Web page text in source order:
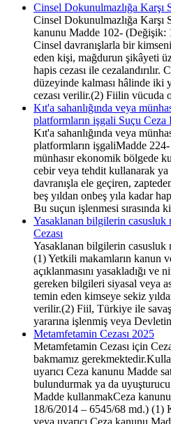
Cinsel Dokunulmazlığa Karşı
Cinsel Dokunulmazlığa Karşı
kanunu Madde 102- (Değişik:
Cinsel davranışlarla bir
eden kişi, mağdurun şikâyeti
hapis cezası ile cezalandırılır.
düzeyinde kalması hâlinde iki
cezası verilir.(2) Fiilin vücuda
Kıt'a sahanlığında veya
platformların işgali Suçu Ceza
Kıt'a sahanlığında veya
platformların işgaliMadde 224-
münhasır ekonomik bölgede
cebir veya tehdit kullanarak ya
davranışla ele geçiren,
beş yıldan onbeş yıla kadar
Bu suçun işlenmesi sırasında
Yasaklanan bilgilerin casusluk
Cezası
Yasaklanan bilgilerin casusluk
(1) Yetkili makamların kanun
açıklanmasını yasakladığı ve
gereken bilgileri siyasal veya
temin eden kimseye sekiz
verilir.(2) Fiil, Türkiye ile
yararına işlenmiş veya
Metamfetamin Cezası 2025
Metamfetamin Cezası için
bakmamız
uyarıcı Ceza kanunu Madde
bulundurmak ya da
Madde kullanmakCeza
18/6/2014 – 6545/68 md.) (1)
veya uyarıcı Ceza kanunu